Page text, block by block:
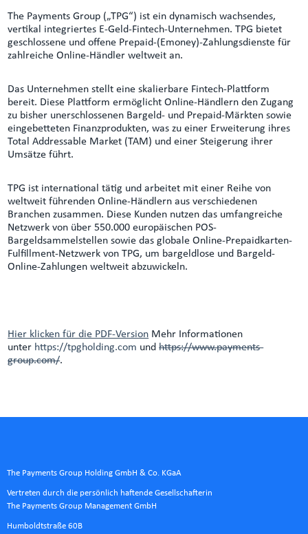
The Payments Group („TPG“) ist ein dynamisch wachsendes,
vertikal integriertes E-Geld-Fintech-Unternehmen. TPG bietet
geschlossene und offene Prepaid-(Emoney)-Zahlungsdienste für
zahlreiche Online-Händler weltweit an.
Das Unternehmen stellt eine skalierbare Fintech-Plattform
bereit. Diese Plattform ermöglicht Online-Händlern den Zugang
zu bisher unerschlossenen Bargeld- und Prepaid-Märkten sowie
eingebetteten Finanzprodukten, was zu einer Erweiterung ihres
Total Addressable Market (TAM) und einer Steigerung ihrer
Umsätze führt.
TPG ist international tätig und arbeitet mit einer Reihe von
weltweit führenden Online-Händlern aus verschiedenen
Branchen zusammen. Diese Kunden nutzen das umfangreiche
Netzwerk von über 550.000 europäischen POS-
Bargeldsammelstellen sowie das globale Online-Prepaidkarten-
Fulfillment-Netzwerk von TPG, um bargeldlose und Bargeld-
Online-Zahlungen weltweit abzuwickeln.
Hier klicken für die PDF-Version Mehr Informationen
unter https://tpgholding.com undhttps://www.payments-
group.com/.
The Payments Group Holding GmbH & Co. KGaA
Vertreten durch die persönlich haftende Gesellschafterin
The Payments Group Management GmbH
Humboldtstraße 60B